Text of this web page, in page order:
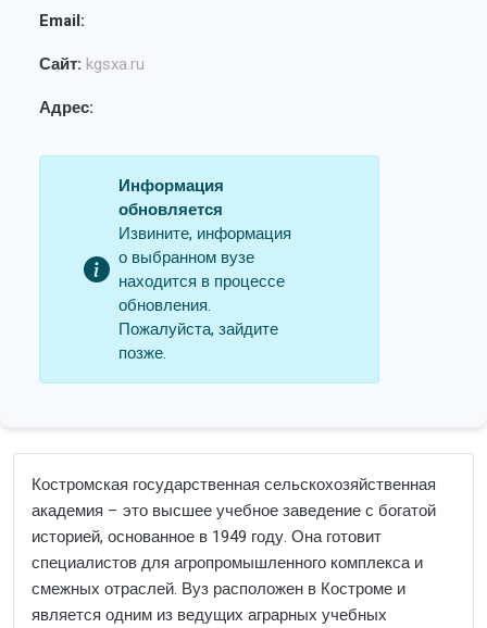
Email:
Сайт: kgsxa.ru
Адрес:
Информация
обновляется
Извините, информация
о выбранном вузе
находится в процессе
обновления.
Пожалуйста, зайдите
позже.
Костромская государственная сельскохозяйственная
академия – это высшее учебное заведение с богатой
историей, основанное в 1949 году. Она готовит
специалистов для агропромышленного комплекса и
смежных отраслей. Вуз расположен в Костроме и
является одним из ведущих аграрных учебных